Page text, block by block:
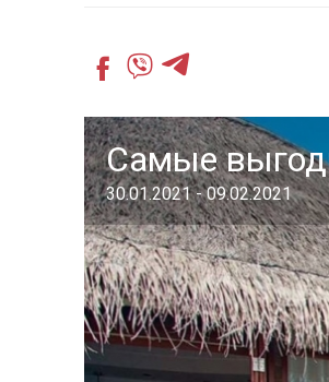
Самые
30.01.2021 - 09.02.2021